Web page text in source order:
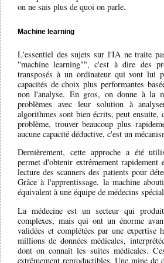
on ne sais plus de quoi on parle.
Machine learning
L'essentiel des sujets sur l'IA ne traite
''machine learning"", c'est à dire des
transposés à un ordinateur qui vont lui
capacités de choix plus performantes
non l'analyse. En gros, on donne à la
problèmes avec leur solution à
algorithmes sont bien écrits, peut ensuite,
problème, trouver beaucoup plus
aucune capacité déductive, c'est un
Dernièrement, cette approche a été
permet d'obtenir extrêmement rapidement
lecture des scanners des patients pour
Grâce à l'apprentissage, la machine
équivalent à une équipe de médecins
La médecine est un secteur qui produit
complexes, mais qui ont un énorme
validées et complétées par une expertise
millions de données médicales,
dont on connaît les suites médicales.
extrêmement reproductibles. Une mine de